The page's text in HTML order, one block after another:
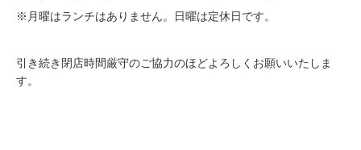
※月曜はランチはありません。日曜は定休日です。
引き続き閉店時間厳守のご協力のほどよろしくお願いいたしま
す。